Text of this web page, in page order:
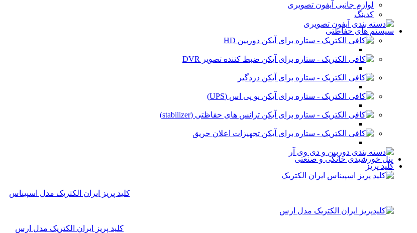
لوازم جانبی آیفون تصویری
کدینگ
سیستم های حفاظتی
دوربین HD
ضبط کننده تصویر DVR
دزدگیر
یو پی اس (UPS)
ترانس های حفاظتی (stabilizer)
تجهیزات اعلان حریق
پنل خورشیدی خانگی و صنعتی
کلید پریز
کلید پریز ایران الکتریک مدل اسپیناس
کلید پریز ایران الکتریک مدل ارس